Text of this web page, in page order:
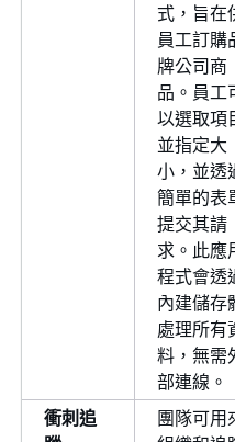
式，旨在
員工訂購
牌公司商
品。員工
以選取項
並指定大
小，並透
簡單的表
提交其請
求。此應
程式會透
內建儲存
處理所有
料，無需
部連線。
衝刺追
團隊可用